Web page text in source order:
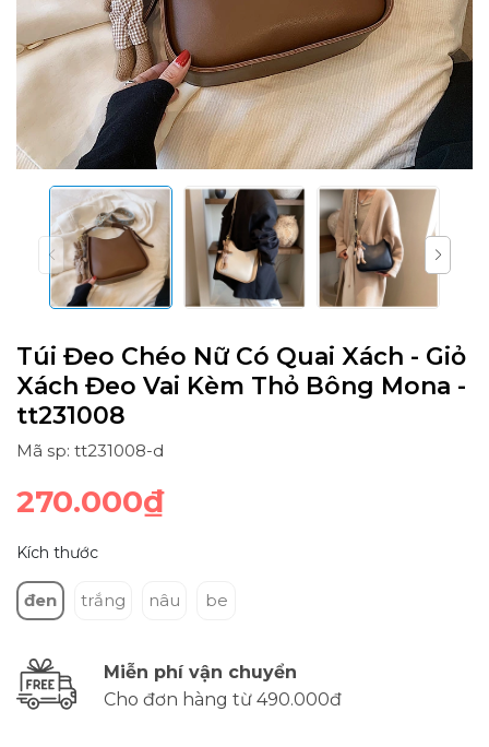
Túi Đeo Chéo Nữ Có Quai Xách - Giỏ
Xách Đeo Vai Kèm Thỏ Bông Mona -
tt231008
Mã sp: tt231008-d
270.000₫
Kích thước
đen trắng nâu be
Miễn phí vận chuyển
Cho đơn hàng từ 490.000đ